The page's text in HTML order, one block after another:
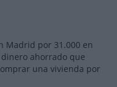
Madrid por 31.000 en
ahorrado que
una vivienda por